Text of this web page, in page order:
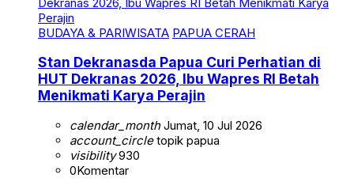
BUDAYA & PARIWISATA PAPUA CERAH
Stan Dekranasda Papua Curi Perhatian di
HUT Dekranas 2026, Ibu Wapres RI Betah
Menikmati Karya Perajin
calendar_monthJumat, 10 Jul 2026
account_circletopik papua
visibility930
0Komentar